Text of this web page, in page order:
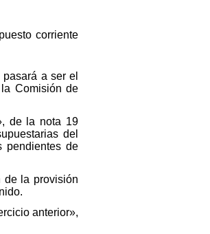
corriente
a ser el
Comisión de
de la nota 19
del
pendientes de
de la provisión
anterior»,